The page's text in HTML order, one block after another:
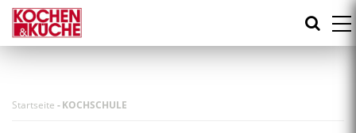
Direkt
zum
Inhalt
Startseite -KOCHSCHULE